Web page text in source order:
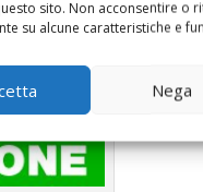
sito. Non acconsentire o
su alcune caratteristiche e
Nega